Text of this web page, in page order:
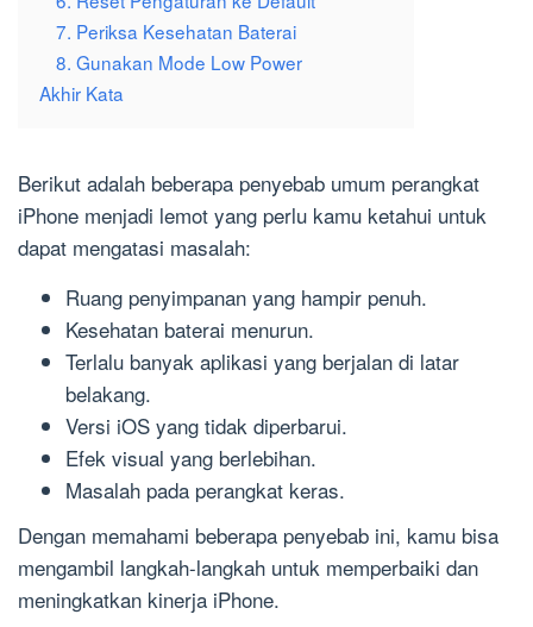
7. Periksa Kesehatan Baterai
8. Gunakan Mode Low Power
Akhir Kata
Berikut adalah beberapa penyebab umum perangkat
iPhone menjadi lemot yang perlu kamu ketahui untuk
dapat mengatasi masalah:
Ruang penyimpanan yang hampir penuh.
Kesehatan baterai menurun.
Terlalu banyak aplikasi yang berjalan di latar
belakang.
Versi iOS yang tidak diperbarui.
Efek visual yang berlebihan.
Masalah pada perangkat keras.
Dengan memahami beberapa penyebab ini, kamu bisa
mengambil langkah-langkah untuk memperbaiki dan
meningkatkan kinerja iPhone.